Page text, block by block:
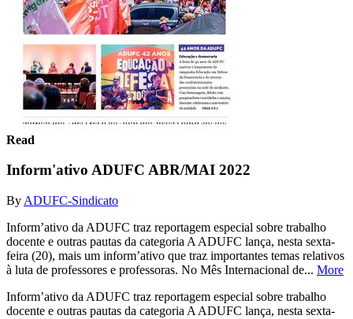
Read
Inform'ativo ADUFC ABR/MAI 2022
By ADUFC-Sindicato
Inform’ativo da ADUFC traz reportagem especial sobre trabalho
docente e outras pautas da categoria A ADUFC lança, nesta sexta-
feira (20), mais um inform’ativo que traz importantes temas relativos
à luta de professores e professoras. No Mês Internacional de... More
Inform’ativo da ADUFC traz reportagem especial sobre trabalho
docente e outras pautas da categoria A ADUFC lança, nesta sexta-